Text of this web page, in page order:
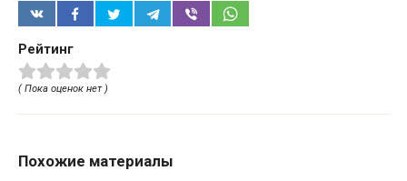
Рейтинг
( Пока оценок нет )
Похожие материалы